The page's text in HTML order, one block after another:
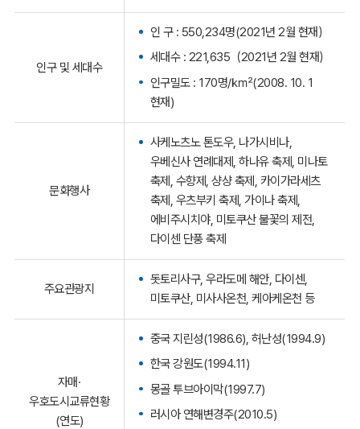
인구 및 세대수
인 구 : 550,234명(2021년 2월 현재）
세대수 : 221,635（2021년 2월 현재）
인구밀도 : 170명/㎢(2008. 10. 1
현재)
문화행사
사케노츠노 톤도우, 나가시비나,
우베신사 연례대제, 하나유 축제, 미나토
축제, 수향제, 샹샹 축제, 카이가라세츠
축제, 우츠부키 축제, 가이나 축제,
에비주시치야, 미토쿠산 불꽃의 제전,
다이센 단풍 축제
주요관광지
돗토리사구, 우라도메 해안, 다이센,
미토쿠산, 미사사온천, 케아케온천 등
자매·
우호도시교류현황
(연도)
중국 지린성(1986.6), 허난성(1994.9)
한국 강원도(1994.11)
몽골 투브아이막(1997.7)
러시아 연해변경주(2010.5)